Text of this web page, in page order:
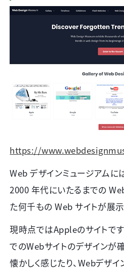
https://
Web デザインミュージアムに
2000 年代にいたるまでの
た何千もの Web サイトが展
現時点ではAppleのサイトで
でのWebサイトのデザインが
懐かしく感じたり、Webデザイ